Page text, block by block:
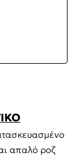
απαλό ροζ